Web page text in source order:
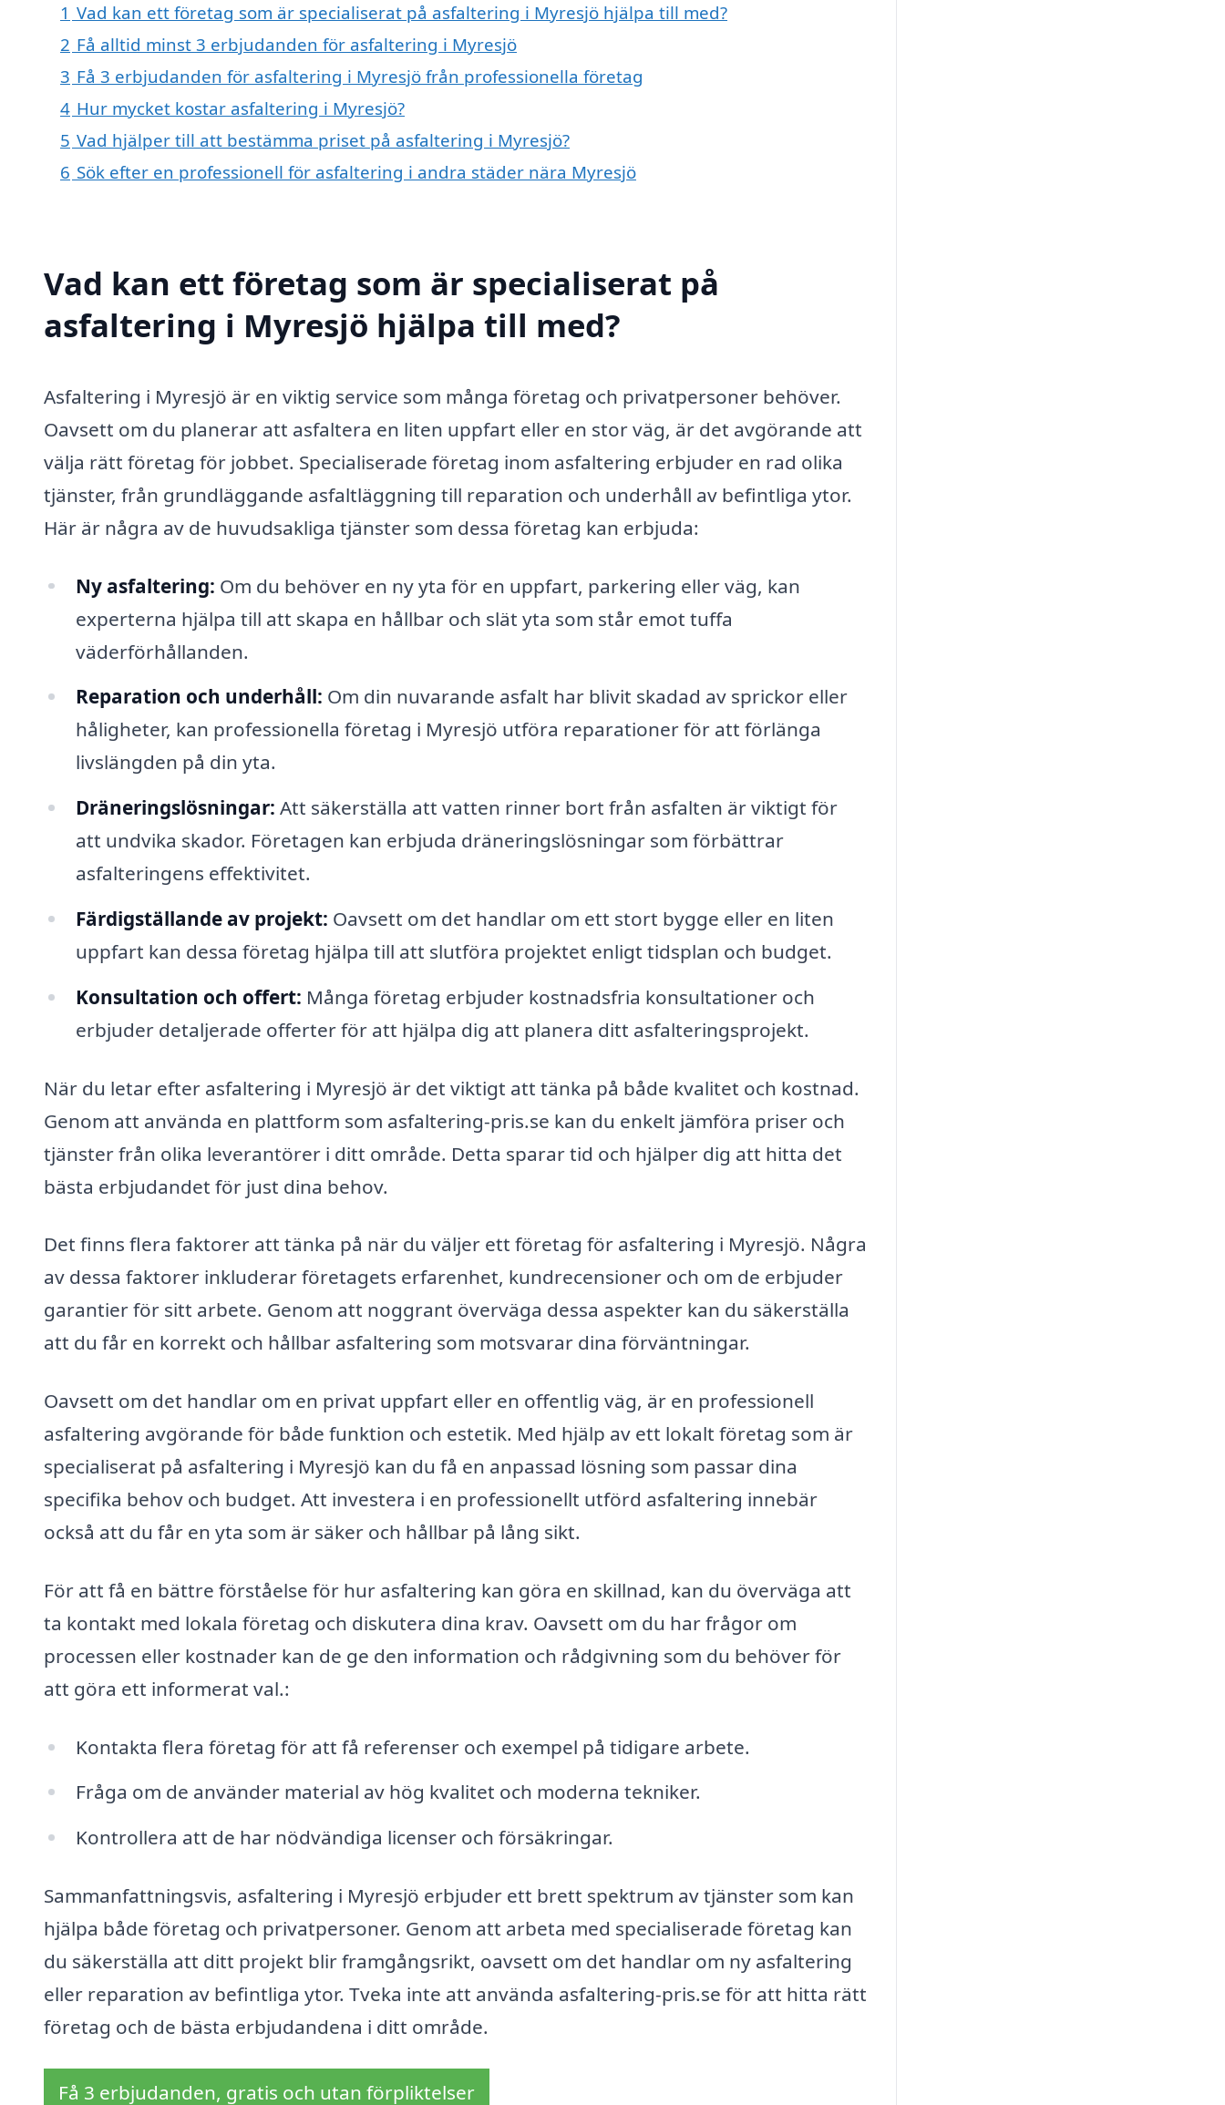
1 Vad kan ett företag som är specialiserat på asfaltering i Myresjö hjälpa till med?
2 Få alltid minst 3 erbjudanden för asfaltering i Myresjö
3 Få 3 erbjudanden för asfaltering i Myresjö från professionella företag
4 Hur mycket kostar asfaltering i Myresjö?
5 Vad hjälper till att bestämma priset på asfaltering i Myresjö?
6 Sök efter en professionell för asfaltering i andra städer nära Myresjö
Vad kan ett företag som är specialiserat på
asfaltering i Myresjö hjälpa till med?
Asfaltering i Myresjö är en viktig service som många företag och privatpersoner behöver.
Oavsett om du planerar att asfaltera en liten uppfart eller en stor väg, är det avgörande att
välja rätt företag för jobbet. Specialiserade företag inom asfaltering erbjuder en rad olika
tjänster, från grundläggande asfaltläggning till reparation och underhåll av befintliga ytor.
Här är några av de huvudsakliga tjänster som dessa företag kan erbjuda:
Ny asfaltering: Om du behöver en ny yta för en uppfart, parkering eller väg, kan
experterna hjälpa till att skapa en hållbar och slät yta som står emot tuffa
väderförhållanden.
Reparation och underhåll: Om din nuvarande asfalt har blivit skadad av sprickor eller
håligheter, kan professionella företag i Myresjö utföra reparationer för att förlänga
livslängden på din yta.
Dräneringslösningar: Att säkerställa att vatten rinner bort från asfalten är viktigt för
att undvika skador. Företagen kan erbjuda dräneringslösningar som förbättrar
asfalteringens effektivitet.
Färdigställande av projekt: Oavsett om det handlar om ett stort bygge eller en liten
uppfart kan dessa företag hjälpa till att slutföra projektet enligt tidsplan och budget.
Konsultation och offert: Många företag erbjuder kostnadsfria konsultationer och
erbjuder detaljerade offerter för att hjälpa dig att planera ditt asfalteringsprojekt.
När du letar efter asfaltering i Myresjö är det viktigt att tänka på både kvalitet och kostnad.
Genom att använda en plattform som asfaltering-pris.se kan du enkelt jämföra priser och
tjänster från olika leverantörer i ditt område. Detta sparar tid och hjälper dig att hitta det
bästa erbjudandet för just dina behov.
Det finns flera faktorer att tänka på när du väljer ett företag för asfaltering i Myresjö. Några
av dessa faktorer inkluderar företagets erfarenhet, kundrecensioner och om de erbjuder
garantier för sitt arbete. Genom att noggrant överväga dessa aspekter kan du säkerställa
att du får en korrekt och hållbar asfaltering som motsvarar dina förväntningar.
Oavsett om det handlar om en privat uppfart eller en offentlig väg, är en professionell
asfaltering avgörande för både funktion och estetik. Med hjälp av ett lokalt företag som är
specialiserat på asfaltering i Myresjö kan du få en anpassad lösning som passar dina
specifika behov och budget. Att investera i en professionellt utförd asfaltering innebär
också att du får en yta som är säker och hållbar på lång sikt.
För att få en bättre förståelse för hur asfaltering kan göra en skillnad, kan du överväga att
ta kontakt med lokala företag och diskutera dina krav. Oavsett om du har frågor om
processen eller kostnader kan de ge den information och rådgivning som du behöver för
att göra ett informerat val.:
Kontakta flera företag för att få referenser och exempel på tidigare arbete.
Fråga om de använder material av hög kvalitet och moderna tekniker.
Kontrollera att de har nödvändiga licenser och försäkringar.
Sammanfattningsvis, asfaltering i Myresjö erbjuder ett brett spektrum av tjänster som kan
hjälpa både företag och privatpersoner. Genom att arbeta med specialiserade företag kan
du säkerställa att ditt projekt blir framgångsrikt, oavsett om det handlar om ny asfaltering
eller reparation av befintliga ytor. Tveka inte att använda asfaltering-pris.se för att hitta rätt
företag och de bästa erbjudandena i ditt område.
Få 3 erbjudanden, gratis och utan förpliktelser